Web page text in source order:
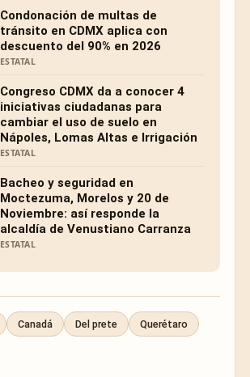
Condonación de multas de
tránsito en CDMX aplica con
descuento del 90% en 2026
ESTATAL
Congreso CDMX da a conocer 4
iniciativas ciudadanas para
cambiar el uso de suelo en
Nápoles, Lomas Altas e Irrigación
ESTATAL
Bacheo y seguridad en
Moctezuma, Morelos y 20 de
Noviembre: así responde la
alcaldía de Venustiano Carranza
ESTATAL
Canadá Del prete Querétaro